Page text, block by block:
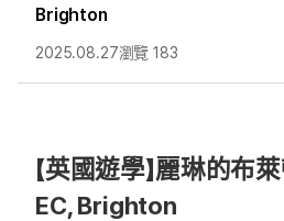
Brighton
2025.08.27瀏覽 183
【英國遊學】麗琳的布
EC, Brighton